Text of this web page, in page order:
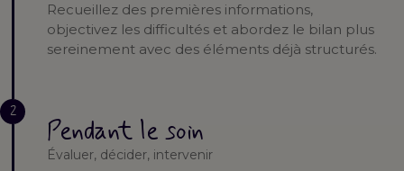
Recueillez des premières informations,
objectivez les difficultés et abordez le bilan plus
sereinement avec des éléments déjà structurés.
2
Pendant le soin
Évaluer, décider, intervenir